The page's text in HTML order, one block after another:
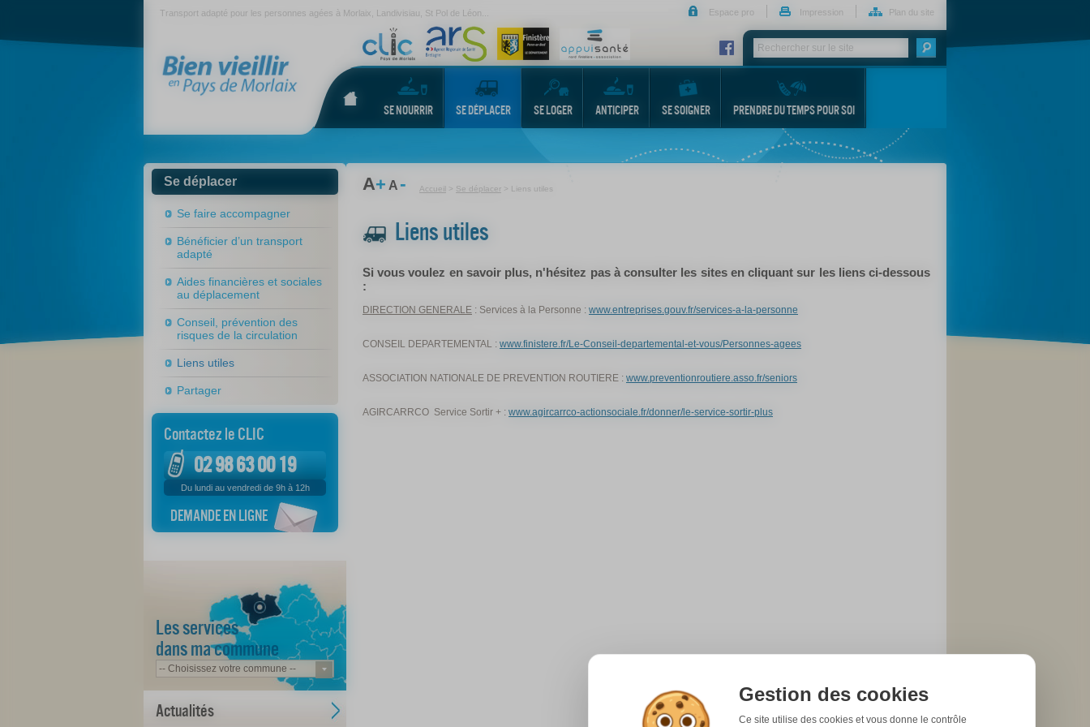
Transport adapté pour les personnes agées à Morlaix, Landivisiau, St Pol de Léon... Espace pro Impression Plan du site
SE NOURRIR SE DÉPLACER SE LOGER ANTICIPER SE SOIGNER PRENDRE DU TEMPS POUR SOI
Se déplacer
Se faire accompagner
Bénéficier d’un transport
adapté
Aides financières et sociales
au déplacement
Conseil, prévention des
risques de la circulation
Liens utiles
Partager
Contactez le CLIC
02 98 63 00 19
Du lundi au vendredi de 9h à 12h
DEMANDE EN LIGNE
Les services
dans ma commune
Actualités
A+ A - Accueil > Se déplacer > Liens utiles
Liens utiles
Si vous voulez en savoir plus, n'hésitez pas à consulter les sites en cliquant sur les liens ci-dessous
:
DIRECTION GENERALE : Services à la Personne : www.entreprises.gouv.fr/services-a-la-personne
CONSEIL DEPARTEMENTAL : www.finistere.fr/Le-Conseil-departemental-et-vous/Personnes-agees
ASSOCIATION NATIONALE DE PREVENTION ROUTIERE : www.preventionroutiere.asso.fr/seniors
AGIRCARRCO Service Sortir + : www.agircarrco-actionsociale.fr/donner/le-service-sortir-plus
Gestion des cookies
Ce site utilise des cookies et vous donne le contrôle